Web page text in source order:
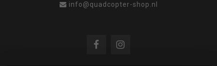
info@quadcopter-shop.nl